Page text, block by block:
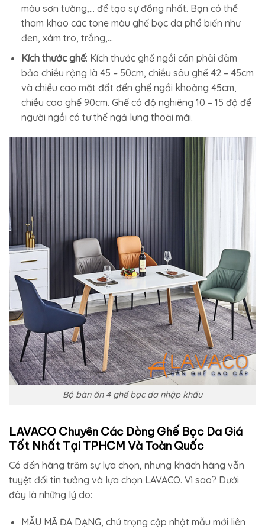
màu sơn tường,… để tạo sự đồng nhất. Bạn có thể
tham khảo các tone màu ghế bọc da phổ biến như
đen, xám tro, trắng,…
Kích thước ghế: Kích thước ghế ngồi cần phải đảm
bảo chiều rộng là 45 – 50cm, chiều sâu ghế 42 – 45cm
và chiều cao mặt đất đến ghế ngồi khoảng 45cm,
chiều cao ghế 90cm. Ghế có độ nghiêng 10 – 15 độ để
người ngồi có tư thế ngả lưng thoải mái.
Bộ bàn ăn 4 ghế bọc da nhập khẩu
LAVACO Chuyên Các Dòng Ghế Bọc Da Giá
Tốt Nhất Tại TPHCM Và Toàn Quốc
Có đến hàng trăm sự lựa chọn, nhưng khách hàng vẫn
tuyệt đối tin tưởng và lựa chọn LAVACO. Vì sao? Dưới
đây là những lý do:
MẪU MÃ ĐA DẠNG, chú trọng cập nhật mẫu mới liên